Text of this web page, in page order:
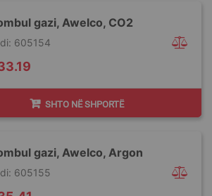
gazi, Awelco, CO2
605154
SHTO NË SHPORTË
gazi, Awelco, Argon
605155